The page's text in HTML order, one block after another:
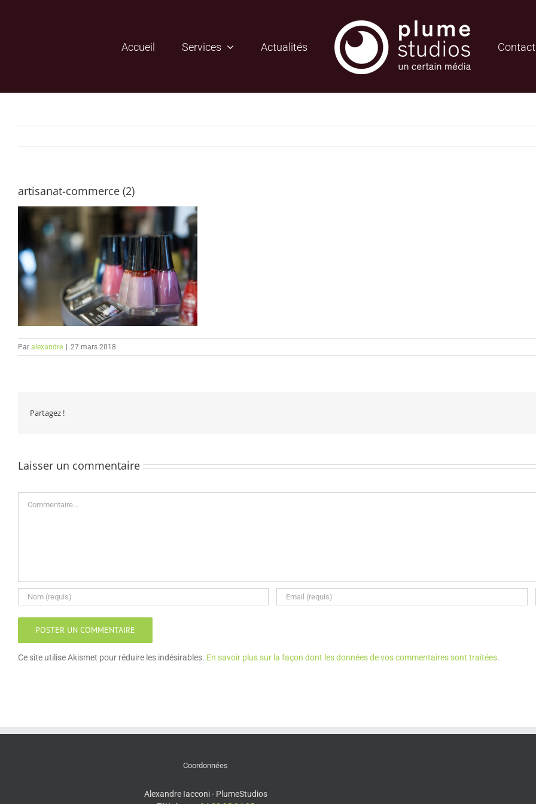
Accueil Services Actualités Contact
artisanat-commerce (2)
Par alexandre 27 mars 2018
Partagez !
Laisser un commentaire
Ce site utilise Akismet pour réduire les indésirables. En savoir plus sur la façon dont les données de vos commentaires sont traitées.
Coordonnées
Alexandre Iacconi - PlumeStudios